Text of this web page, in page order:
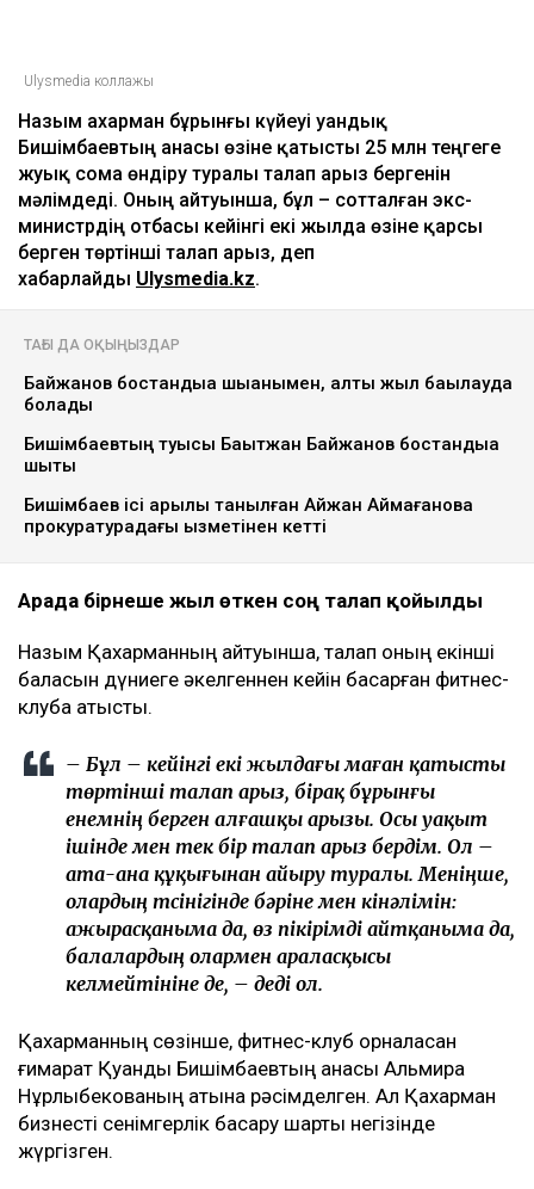
Ulysmedia коллажы
Назым Қахарман бұрынғы күйеуі Қуандық
Бишімбаевтың анасы өзіне қатысты 25 млн теңгеге
жуық сома өндіру туралы талап арыз бергенін
мәлімдеді. Оның айтуынша, бұл – сотталған экс-
министрдің отбасы кейінгі екі жылда өзіне қарсы
берген төртінші талап арыз, деп
хабарлайды Ulysmedia.kz.
ТАҒЫ ДА ОҚЫҢЫЗДАР
Байжанов бостандыққа шыққанымен, алты жыл бақылауда
болады
Бишімбаевтың туысы Бақытжан Байжанов бостандыққа
шықты
Бишімбаев ісі арқылы танылған Айжан Аймағанова
прокуратурадағы қызметінен кетті
Арада бірнеше жыл өткен соң талап қойылды
Назым Қахарманның айтуынша, талап оның екінші
баласын дүниеге әкелгеннен кейін басқарған фитнес-
клубқа қатысты.
– Бұл – кейінгі екі жылдағы маған қатысты
төртінші талап арыз, бірақ бұрынғы
енемнің берген алғашқы арызы. Осы уақыт
ішінде мен тек бір талап арыз бердім. Ол –
ата-ана құқығынан айыру туралы. Меніңше,
олардың түсінігінде бәріне мен кінәлімін:
ажырасқаныма да, өз пікірімді айтқаныма да,
балалардың олармен араласқысы
келмейтініне де, – деді ол.
Қахарманның сөзінше, фитнес-клуб орналасқан
ғимарат Қуандық Бишімбаевтың анасы Альмира
Нұрлыбекованың атына рәсімделген. Ал Қахарман
бизнесті сенімгерлік басқару шарты негізінде
жүргізген.